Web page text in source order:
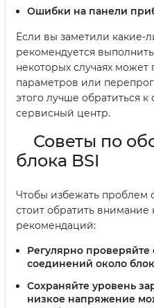
Ошибки на панели
Если вы заметили какие-
рекомендуется
некоторых случаях может
параметров или
этого лучше обратиться
сервисный центр.
Советы по
блока BSI
Чтобы избежать проблем
стоит обратить внимание
рекомендаций:
Регулярно
соединений около
Сохраняйте уровень
низкое напряжение